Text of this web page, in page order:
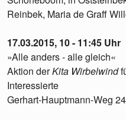
Reinbek, Maria de Graff
17.03.2015, 10 - 11:45 Uhr
»Alle anders - alle gleich«
Aktion derKita Wirbelwind
Interessierte
Gerhart-Hauptmann-Weg 24